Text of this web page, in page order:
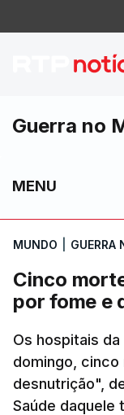
Cinco
Guerra no
MENU
MUNDO GUERRA
Cinco
por fome e
Os hospitais
domingo,
desnutrição",
Saúde daquele